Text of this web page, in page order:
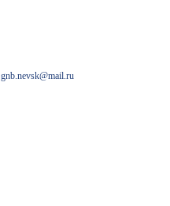
gnb.nevsk@mail.ru